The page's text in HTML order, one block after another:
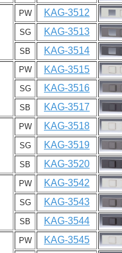
PW KAG-3512
SG KAG-3513
SB KAG-3514
PW KAG-3515
SG KAG-3516
SB KAG-3517
PW KAG-3518
SG KAG-3519
SB KAG-3520
PW KAG-3542
SG KAG-3543
SB KAG-3544
PW KAG-3545